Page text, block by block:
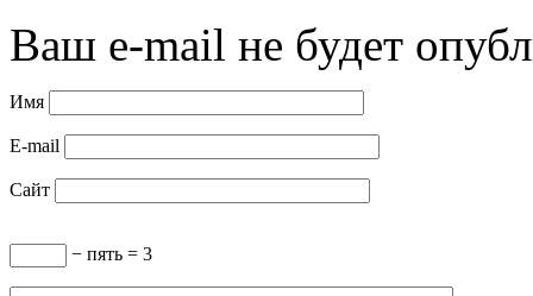
Ваш e-mail не будет
Имя
E-mail
Сайт
− пять = 3